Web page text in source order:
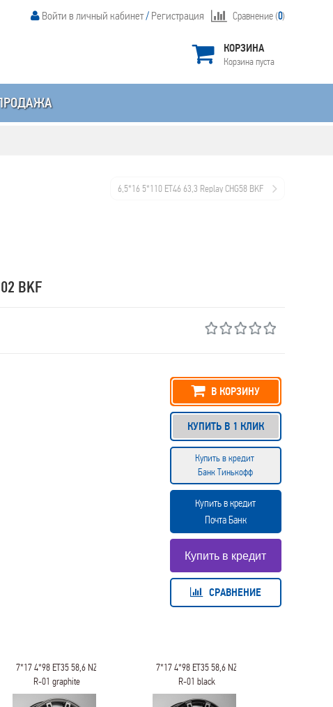
Сравнение (0)
Войти в личный кабинет/ Регистрация
КОРЗИНА
Корзина пуста
6,5*16 5*110 ET46 63,3 Replay CHG58 BKF
BKF
В КОРЗИНУ
КУПИТЬ В 1 КЛИК
Купить в кредит
Банк Тинькофф
Купить в кредит
Почта Банк
СРАВНЕНИЕ
7*17 4*98 ET35 58,6 NZ
R-01 graphite
7*17 4*98 ET35 58,6 NZ
R-01 black